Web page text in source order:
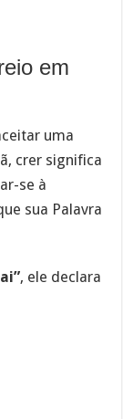
em
uma
crer significa
se à
sua Palavra
, ele declara